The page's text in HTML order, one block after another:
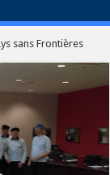
sans Frontières